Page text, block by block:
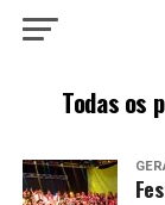
Todas os